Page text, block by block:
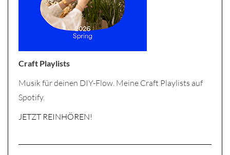
Craft Playlists
Musik für deinen DIY-Flow. Meine Craft Playlists auf
Spotify.
JETZT REINHÖREN!